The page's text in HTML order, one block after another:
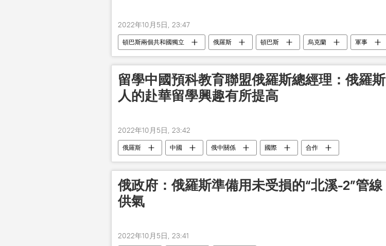
2022年10月5日, 23:47
頓巴斯兩個共和國獨立 俄羅斯 頓巴斯 烏克蘭 軍事
留學中國預科教育聯盟俄羅斯總經理：俄羅斯
人的赴華留學興趣有所提高
2022年10月5日, 23:42
俄羅斯 中國 俄中關係 國際 合作
俄政府：俄羅斯準備用未受損的“北溪-2”管線
供氣
2022年10月5日, 23:41